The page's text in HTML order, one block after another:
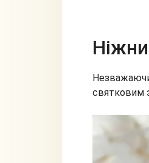
святковим